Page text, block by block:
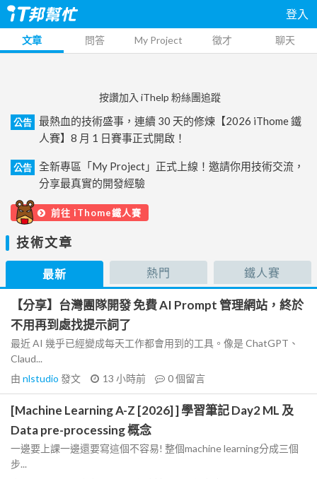
登入
文章 問答 My Project 徵才 聊天
按讚加入 iThelp 粉絲團追蹤
公告
最熱血的技術盛事，連續 30 天的修煉【2026 iThome 鐵
人賽】8 月 1 日賽事正式開啟！
公告
全新專區「My Project」正式上線！邀請你用技術交流，
分享最真實的開發經驗
前往 iThome鐵人賽
技術文章
最新 熱門 鐵人賽
【分享】台灣團隊開發 免費 AI Prompt 管理網站，終於
不用再到處找提示詞了
最近 AI 幾乎已經變成每天工作都會用到的工具。像是 ChatGPT、
Claud...
由 nlstudio 發文 13 小時前 0個留言
[Machine Learning A-Z [2026] ] 學習筆記 Day2 ML 及
Data pre-processing 概念
一邊要上課一邊還要寫這個不容易! 整個machine learning分成三個
步...